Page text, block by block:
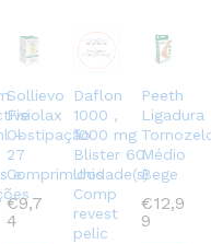
–
e
Sollievo
Fisiolax
Obstipação
27
Comprimidos
€9,7
4
Daflon
1000 ,
1000 mg
Blister 60
Unidade(s)
Comp
revest
pelic
Peeth
Ligadura
Médio
Bege
€12,9
9